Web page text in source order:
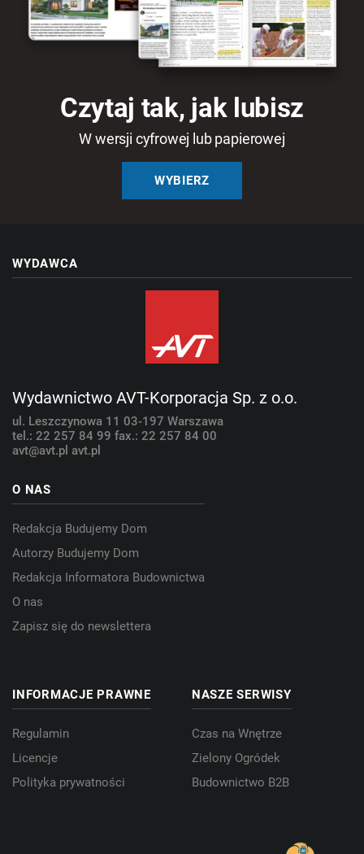
Czytaj tak, jak lubisz
W wersji cyfrowej lub papierowej
WYBIERZ
WYDAWCA
Wydawnictwo AVT-Korporacja Sp. z o.o.
ul. Leszczynowa 11 03-197 Warszawa
tel.: 22 257 84 99 fax.: 22 257 84 00
avt@avt.pl avt.pl
O NAS
Redakcja Budujemy Dom
Autorzy Budujemy Dom
Redakcja Informatora Budownictwa
O nas
Zapisz się do newslettera
INFORMACJE PRAWNE
Regulamin
Licencje
Polityka prywatności
NASZE SERWISY
Czas na Wnętrze
Zielony Ogródek
Budownictwo B2B